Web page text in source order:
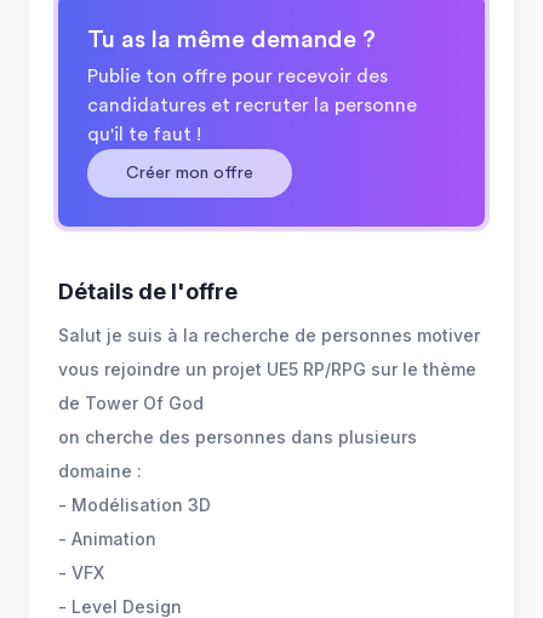
Tu as la même demande ?
Publie ton offre pour recevoir des
candidatures et recruter la personne
qu'il te faut !
Créer mon offre
Détails de l'offre
Salut je suis à la recherche de personnes motiver
vous rejoindre un projet UE5 RP/RPG sur le thème
de Tower Of God
on cherche des personnes dans plusieurs
domaine :
- Modélisation 3D
- Animation
- VFX
- Level Design